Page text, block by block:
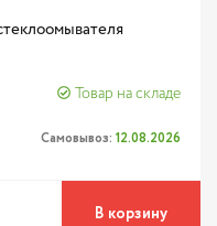
Товар на складе
Самовывоз: 12.08.2026
В корзину